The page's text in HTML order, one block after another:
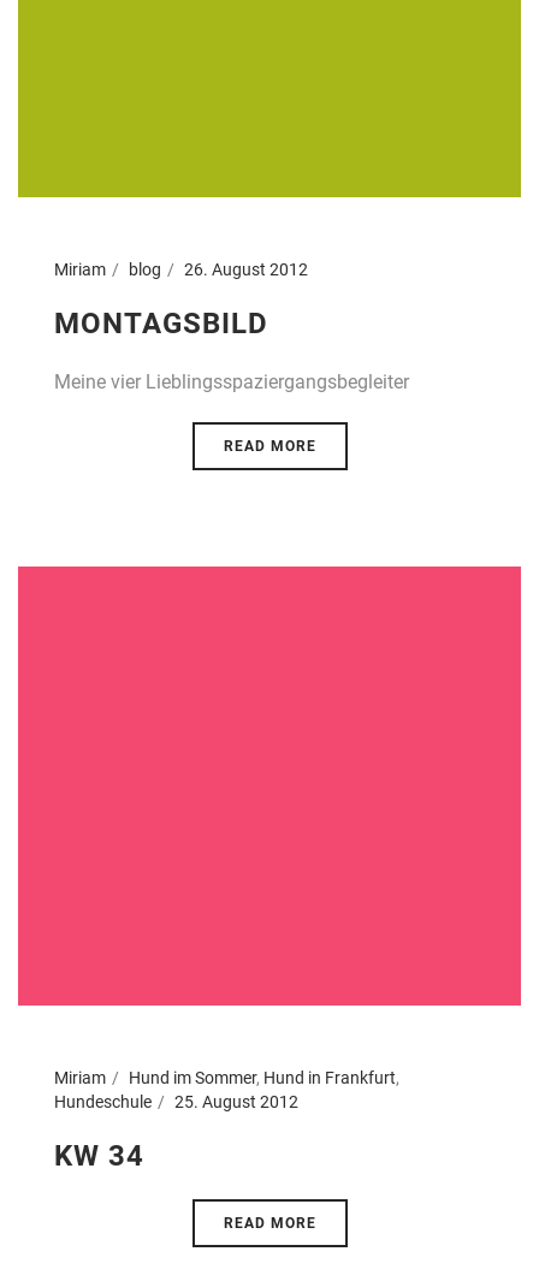
Miriam blog 26. August 2012
MONTAGSBILD
Meine vier Lieblingsspaziergangsbegleiter
READ MORE
Miriam Hund im Sommer, Hund in Frankfurt,
Hundeschule
25. August 2012
KW 34
READ MORE